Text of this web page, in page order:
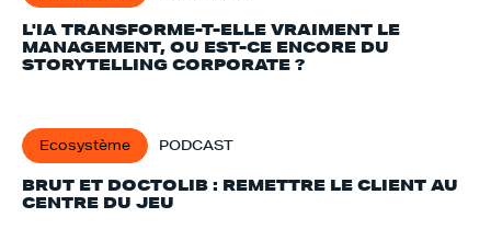
L'IA TRANSFORME-T-ELLE VRAIMENT LE
MANAGEMENT, OU EST-CE ENCORE DU
STORYTELLING CORPORATE ?
Ecosystème PODCAST
BRUT ET DOCTOLIB : REMETTRE LE CLIENT AU
CENTRE DU JEU